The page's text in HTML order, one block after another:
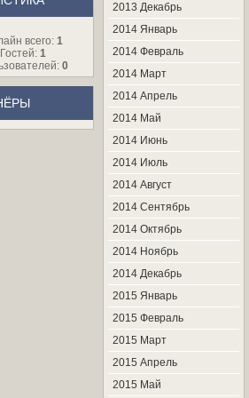
всего: 1
Гостей: 1
0
2013 Декабрь
2014 Январь
2014 Февраль
2014 Март
2014 Апрель
2014 Май
2014 Июнь
2014 Июль
2014 Август
2014 Сентябрь
2014 Октябрь
2014 Ноябрь
2014 Декабрь
2015 Январь
2015 Февраль
2015 Март
2015 Апрель
2015 Май